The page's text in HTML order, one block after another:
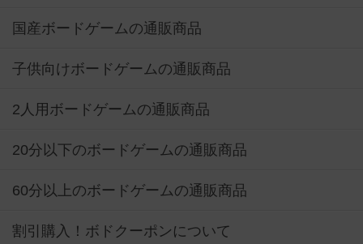
国産ボードゲームの通販商品
子供向けボードゲームの通販商品
2人用ボードゲームの通販商品
20分以下のボードゲームの通販商品
60分以上のボードゲームの通販商品
割引購入！ボドクーポンについて